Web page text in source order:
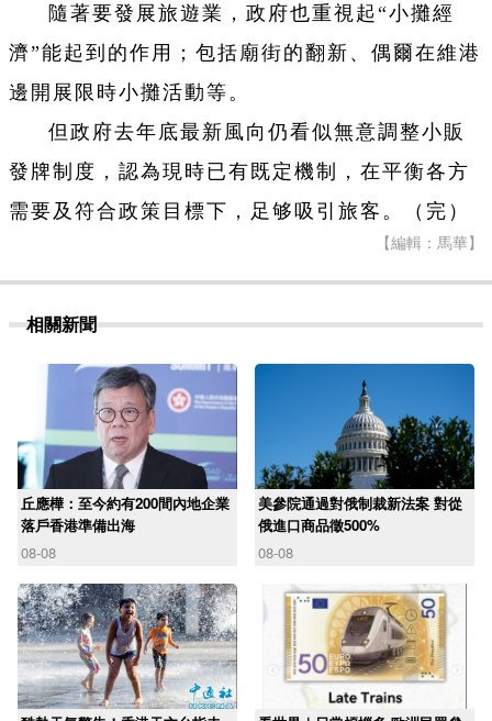
隨著要發展旅遊業，政府也重視起“小攤經
濟”能起到的作用；包括廟街的翻新、偶爾在維港
邊開展限時小攤活動等。
但政府去年底最新風向仍看似無意調整小販
發牌制度，認為現時已有既定機制，在平衡各方
需要及符合政策目標下，足够吸引旅客。（完）
【編輯：馬華】
相關新聞
丘應樺：至今約有200間內地企業
落戶香港準備出海
08-08
美參院通過對俄制裁新法案 對從
俄進口商品徵500%
08-08